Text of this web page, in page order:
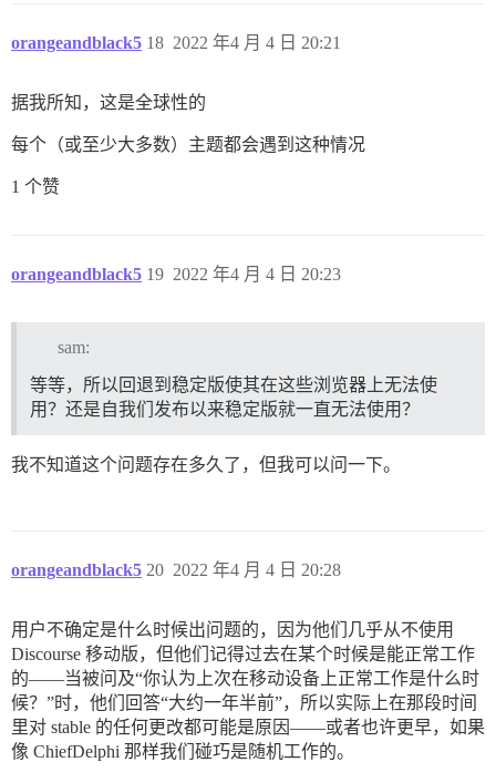
orangeandblack5 2022 年4 月 4 日 20:21
18
据我所知，这是全球性的
每个（或至少大多数）主题都会遇到这种情况
1 个赞
orangeandblack5 2022 年4 月 4 日 20:23
19
sam:
等等，所以回退到稳定版使其在这些浏览器上无法使
用？还是自我们发布以来稳定版就一直无法使用？
我不知道这个问题存在多久了，但我可以问一下。
orangeandblack5 2022 年4 月 4 日 20:28
20
用户不确定是什么时候出问题的，因为他们几乎从不使用
Discourse 移动版，但他们记得过去在某个时候是能正常工作
的——当被问及“你认为上次在移动设备上正常工作是什么时
候？”时，他们回答“大约一年半前”，所以实际上在那段时间
里对 stable 的任何更改都可能是原因——或者也许更早，如果
像 ChiefDelphi 那样我们碰巧是随机工作的。